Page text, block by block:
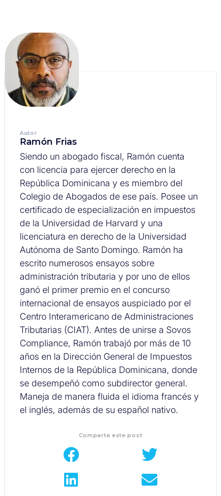
Autor
Ramón Frias
Siendo un abogado fiscal, Ramón cuenta
con licencia para ejercer derecho en la
República Dominicana y es miembro del
Colegio de Abogados de ese país. Posee un
certificado de especialización en impuestos
de la Universidad de Harvard y una
licenciatura en derecho de la Universidad
Autónoma de Santo Domingo. Ramón ha
escrito numerosos ensayos sobre
administración tributaria y por uno de ellos
ganó el primer premio en el concurso
internacional de ensayos auspiciado por el
Centro Interamericano de Administraciones
Tributarias (CIAT). Antes de unirse a Sovos
Compliance, Ramón trabajó por más de 10
años en la Dirección General de Impuestos
Internos de la República Dominicana, donde
se desempeñó como subdirector general.
Maneja de manera fluida el idioma francés y
el inglés, además de su español nativo.
Comparte este post